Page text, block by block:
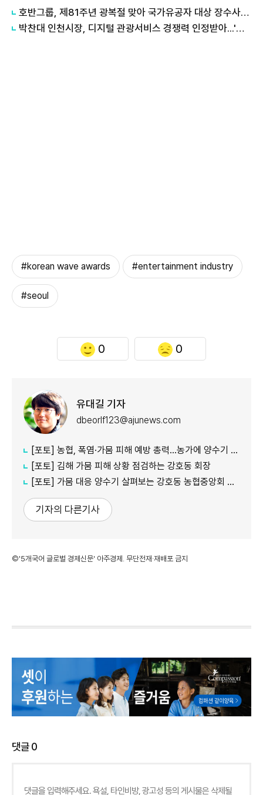
호반그룹, 제81주년 광복절 맞아 국가유공자 대상 장수사진 촬영 봉사
박찬대 인천시장, 디지털 관광서비스 경쟁력 인정받아...'인천e지' ICT 어워드 공공·의료 부문 대상
#korean wave awards #entertainment industry
#seoul
0 0
유대길 기자
dbeorlf123@ajunews.com
[포토] 농협, 폭염·가뭄 피해 예방 총력…농가에 양수기 지원
[포토] 김해 가뭄 피해 상황 점검하는 강호동 회장
[포토] 가뭄 대응 양수기 살펴보는 강호동 농협중앙회 회장
기자의 다른기사
©'5개국어 글로벌 경제신문' 아주경제. 무단전재·재배포 금지
댓글0